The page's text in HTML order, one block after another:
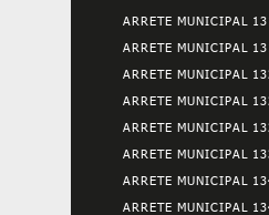
ARRETE MUNICIPAL
ARRETE MUNICIPAL
ARRETE MUNICIPAL
ARRETE MUNICIPAL
ARRETE MUNICIPAL
ARRETE MUNICIPAL
ARRETE MUNICIPAL
ARRETE MUNICIPAL